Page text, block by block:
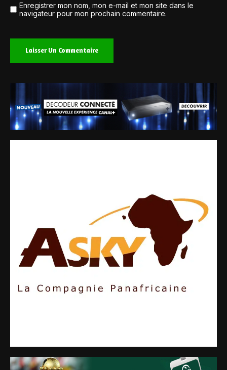
Enregistrer mon nom, mon e-mail et mon site dans le
navigateur pour mon prochain commentaire.